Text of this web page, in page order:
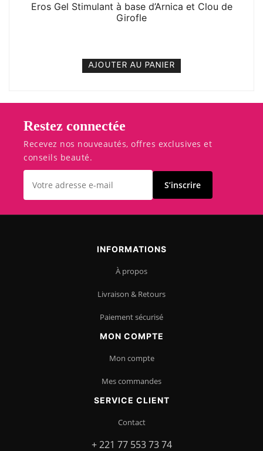
Eros Gel Stimulant à base d’Arnica et Clou de
Girofle
AJOUTER AU PANIER
Restez connectée
Recevez nos nouveautés, offres exclusives et
conseils beauté.
S’inscrire
INFORMATIONS
À propos
Livraison & Retours
Paiement sécurisé
MON COMPTE
Mon compte
Mes commandes
SERVICE CLIENT
Contact
+ 221 77 553 73 74